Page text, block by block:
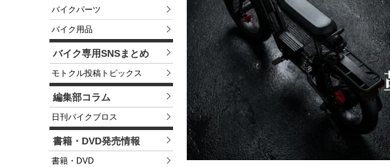
バイクパーツ
バイク用品
バイク専用SNSまとめ
モトクル投稿トピックス
編集部コラム
日刊バイクブロス
書籍・DVD発売情報
書籍・DVD